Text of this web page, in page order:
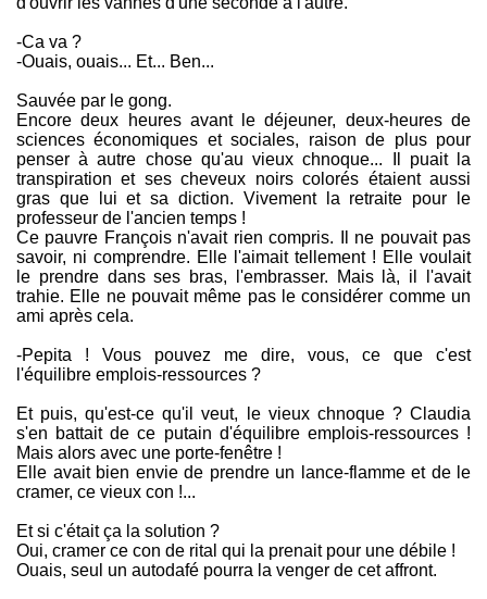
-Ca va ?
-Ouais, ouais... Et... Ben...
Sauvée par le gong.
Encore deux heures avant le déjeuner, deux-heures de
sciences économiques et sociales, raison de plus pour
penser à autre chose qu'au vieux chnoque... Il puait la
transpiration et ses cheveux noirs colorés étaient aussi
gras que lui et sa diction. Vivement la retraite pour le
professeur de l'ancien temps !
Ce pauvre François n'avait rien compris. Il ne pouvait pas
savoir, ni comprendre. Elle l'aimait tellement ! Elle voulait
le prendre dans ses bras, l'embrasser. Mais là, il l'avait
trahie. Elle ne pouvait même pas le considérer comme un
ami après cela.
-Pepita ! Vous pouvez me dire, vous, ce que c'est
l'équilibre emplois-ressources ?
Et puis, qu'est-ce qu'il veut, le vieux chnoque ? Claudia
s'en battait de ce putain d'équilibre emplois-ressources !
Mais alors avec une porte-fenêtre !
Elle avait bien envie de prendre un lance-flamme et de le
cramer, ce vieux con !...
Et si c'était ça la solution ?
Oui, cramer ce con de rital qui la prenait pour une débile !
Ouais, seul un autodafé pourra la venger de cet affront.